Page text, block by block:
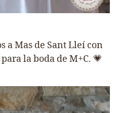
a Mas de Sant Lleí con
la boda de M+C. 💗